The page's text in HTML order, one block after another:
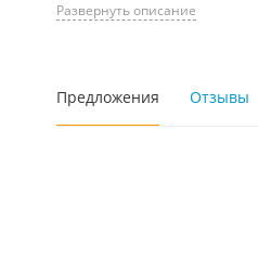
Развернуть описание
Предложения Отзывы